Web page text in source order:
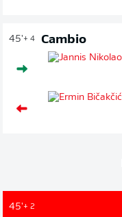
45'+ 4 Cambio
45'+ 2